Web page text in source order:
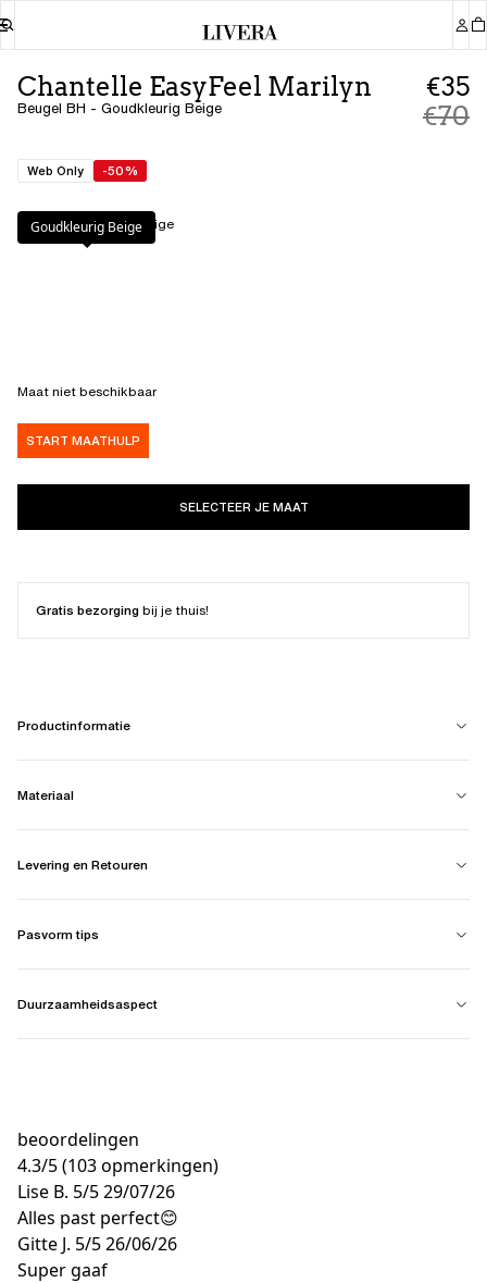
Chantelle EasyFeel Marilyn
Beugel BH - Goudkleurig Beige
€35
€70
Web Only -50%
Kleur: Goudkleurig Beige
Goudkleurig Beige
Maat niet beschikbaar
START MAATHULP
SELECTEER JE MAAT
Gratis bezorgingbij je thuis!
Productinformatie
Materiaal
Levering en Retouren
Pasvorm tips
Duurzaamheidsaspect
beoordelingen
4.3/5(103 opmerkingen)
Lise B. 5/529/07/26
Alles past perfect😊
Gitte J. 5/526/06/26
Super gaaf